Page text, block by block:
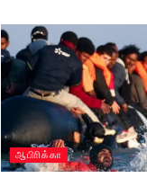
ஆபிாிக்கா